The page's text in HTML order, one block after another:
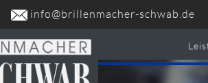
info@brillenmacher-schwab.de